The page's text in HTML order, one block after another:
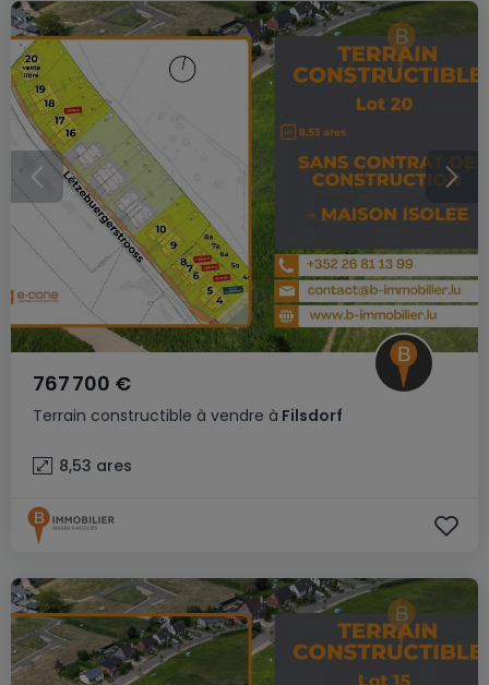
Terrain constructible à vendre à Filsdorf
767 700 €
8,53 ares